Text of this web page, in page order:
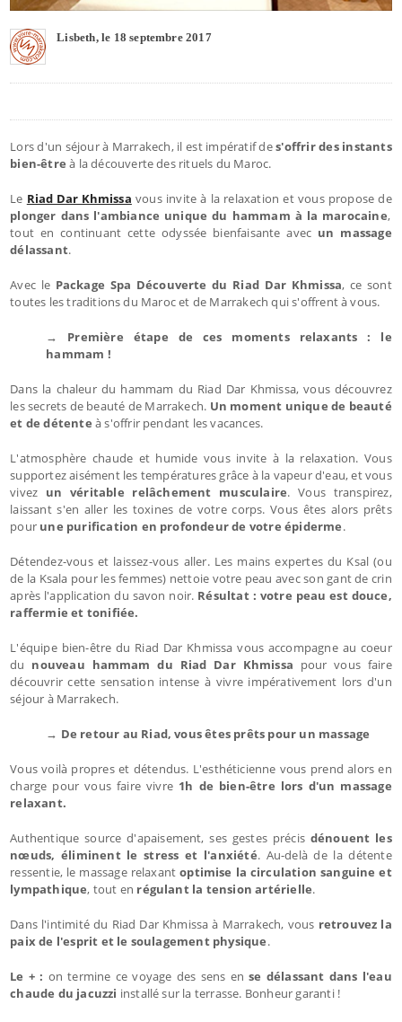
Lisbeth, le 18 septembre 2017
Lors d'un séjour à Marrakech, il est impératif des'offrir des instants
bien-être à la découverte des rituels du Maroc.
Le Riad Dar Khmissa vous invite à la relaxation et vous propose de
plonger dans l'ambiance unique du hammam à la marocaine,
tout en continuant cette odyssée bienfaisante avec un massage
délassant.
Avec le Package Spa Découverte du Riad Dar Khmissa, ce sont
toutes les traditions du Maroc et de Marrakech qui s'offrent à vous.
→ Première étape de ces moments relaxants : le
hammam !
Dans la chaleur du hammam du Riad Dar Khmissa, vous découvrez
les secrets de beauté de Marrakech. Un moment unique de beauté
et de détente à s'offrir pendant les vacances.
L'atmosphère chaude et humide vous invite à la relaxation. Vous
supportez aisément les températures grâce à la vapeur d'eau, et vous
vivez un véritable relâchement musculaire. Vous transpirez,
laissant s'en aller les toxines de votre corps. Vous êtes alors prêts
pour une purification en profondeur de votre épiderme.
Détendez-vous et laissez-vous aller. Les mains expertes du Ksal (ou
de la Ksala pour les femmes) nettoie votre peau avec son gant de crin
après l'application du savon noir. Résultat : votre peau est douce,
raffermie et tonifiée.
L'équipe bien-être du Riad Dar Khmissa vous accompagne au coeur
du nouveau hammam du Riad Dar Khmissa pour vous faire
découvrir cette sensation intense à vivre impérativement lors d'un
séjour à Marrakech.
→ De retour au Riad, vous êtes prêts pour un massage
Vous voilà propres et détendus. L'esthéticienne vous prend alors en
charge pour vous faire vivre 1h de bien-être lors d'un massage
relaxant.
Authentique source d'apaisement, ses gestes précis dénouent les
nœuds, éliminent le stress et l'anxiété. Au-delà de la détente
ressentie, le massage relaxant optimise la circulation sanguine et
lympathique, tout en régulant la tension artérielle.
Dans l'intimité du Riad Dar Khmissa à Marrakech, vous retrouvez la
paix de l'esprit et le soulagement physique.
Le + : on termine ce voyage des sens ense délassant dans l'eau
chaude du jacuzzi installé sur la terrasse. Bonheur garanti !